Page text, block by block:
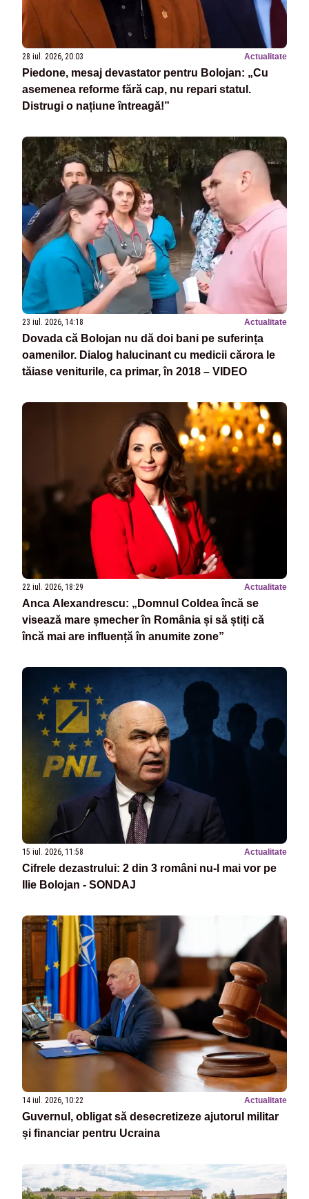
28 iul. 2026, 20:03 Actualitate
Piedone, mesaj devastator pentru Bolojan: „Cu
asemenea reforme fără cap, nu repari statul.
Distrugi o națiune întreagă!”
23 iul. 2026, 14:18 Actualitate
Dovada că Bolojan nu dă doi bani pe suferința
oamenilor. Dialog halucinant cu medicii cărora le
tăiase veniturile, ca primar, în 2018 – VIDEO
22 iul. 2026, 18:29 Actualitate
Anca Alexandrescu: „Domnul Coldea încă se
visează mare șmecher în România și să știți că
încă mai are influență în anumite zone”
15 iul. 2026, 11:58 Actualitate
Cifrele dezastrului: 2 din 3 români nu-l mai vor pe
Ilie Bolojan - SONDAJ
14 iul. 2026, 10:22 Actualitate
Guvernul, obligat să desecretizeze ajutorul militar
și financiar pentru Ucraina